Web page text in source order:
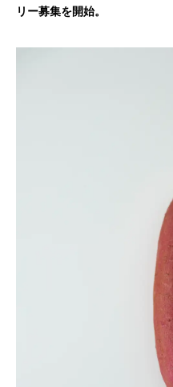
リー募集を開始。